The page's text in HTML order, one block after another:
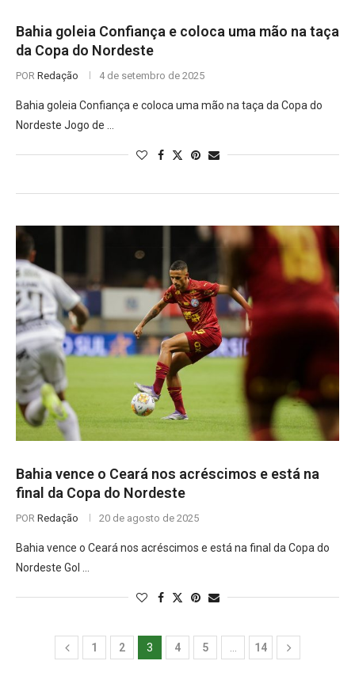
Bahia goleia Confiança e coloca uma mão na taça
da Copa do Nordeste
POR Redação 4 de setembro de 2025
Bahia goleia Confiança e coloca uma mão na taça da Copa do
Nordeste Jogo de …
Bahia vence o Ceará nos acréscimos e está na
final da Copa do Nordeste
POR Redação 20 de agosto de 2025
Bahia vence o Ceará nos acréscimos e está na final da Copa do
Nordeste Gol …
1 2 3 4 5 14